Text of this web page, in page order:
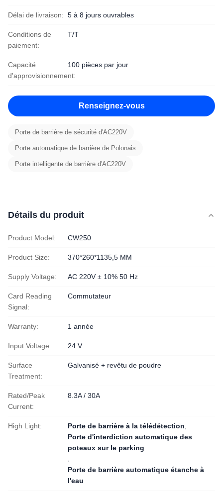
Délai de livraison: 5 à 8 jours ouvrables
Conditions de
paiement:
T/T
Capacité
d'approvisionnement:
100 pièces par jour
Renseignez-vous
Porte de barrière de sécurité d'AC220V
Porte automatique de barrière de Polonais
Porte intelligente de barrière d'AC220V
Détails du produit
Product Model: CW250
Product Size: 370*260*1135,5 MM
Supply Voltage: AC 220V ± 10% 50 Hz
Card Reading
Signal:
Commutateur
Warranty: 1 année
Input Voltage: 24 V
Surface
Treatment:
Galvanisé + revêtu de poudre
Rated/Peak
Current:
8.3A / 30A
High Light: Porte de barrière à la télédétection
Porte d'interdiction automatique des
poteaux sur le parking
Porte de barrière automatique étanche à
l'eau